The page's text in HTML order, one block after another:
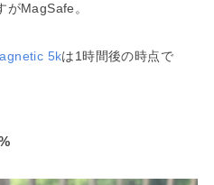
がMagSafe。
5kは1時間後の時点で